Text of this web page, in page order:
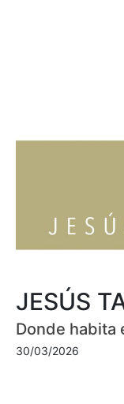
JESÚS
Donde habita
30/03/2026